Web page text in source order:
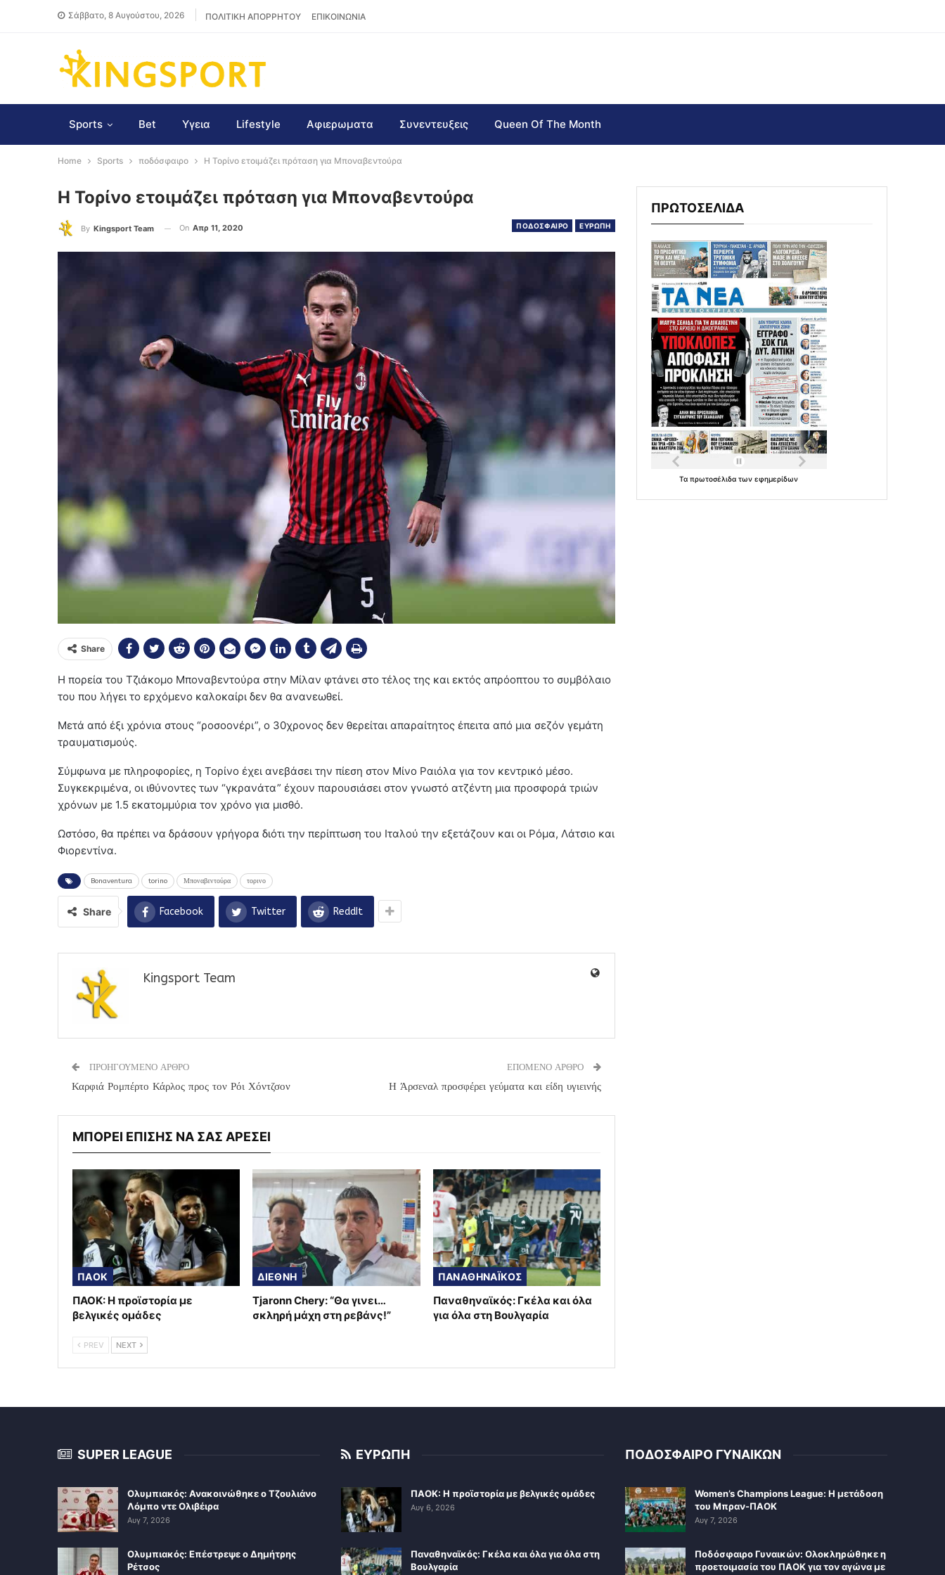
Σάββατο, 8 Αυγούστου, 2026 ΠΟΛΙΤΙΚΗ ΑΠΟΡΡΗΤΟΥ ΕΠΙΚΟΙΝΩΝΙΑ
Sports Bet Υγεια Lifestyle Αφιερωματα Συνεντευξεις Queen Of The Month
Home Sports ποδόσφαιρο Η Τορίνο ετοιμάζει πρόταση για Μποναβεντούρα
Η Τορίνο ετοιμάζει πρόταση για Μποναβεντούρα
ΠΟΔΟΣΦΑΙΡΟ ΕΥΡΩΠΗ
By Kingsport Team On Απρ 11, 2020
Share
Η πορεία του Τζιάκομο Μποναβεντούρα στην Μίλαν φτάνει στο τέλος της και εκτός απρόοπτου το συμβόλαιο
του που λήγει το ερχόμενο καλοκαίρι δεν θα ανανεωθεί.
Μετά από έξι χρόνια στους “ροσοονέρι”, ο 30χρονος δεν θερείται απαραίτητος έπειτα από μια σεζόν γεμάτη
τραυματισμούς.
Σύμφωνα με πληροφορίες, η Τορίνο έχει ανεβάσει την πίεση στον Μίνο Ραιόλα για τον κεντρικό μέσο.
Συγκεκριμένα, οι ιθύνοντες των “γκρανάτα” έχουν παρουσιάσει στον γνωστό ατζέντη μια προσφορά τριών
χρόνων με 1.5 εκατομμύρια τον χρόνο για μισθό.
Ωστόσο, θα πρέπει να δράσουν γρήγορα διότι την περίπτωση του Ιταλού την εξετάζουν και οι Ρόμα, Λάτσιο και
Φιορεντίνα.
Bonaventura torino Μποναβεντούρα τορινο
Share Facebook Twitter ReddIt
Kingsport Team
ΠΡΟΗΓΟΥΜΕΝΟ ΑΡΘΡΟ
Καρφιά Ρομπέρτο Κάρλος προς τον Ρόι Χόντζσον
ΕΠΟΜΕΝΟ ΑΡΘΡΟ
Η Άρσεναλ προσφέρει γεύματα και είδη υγιεινής
ΜΠΟΡΕΙ ΕΠΙΣΗΣ ΝΑ ΣΑΣ ΑΡΕΣΕΙ
ΠΑΟΚ
ΠΑΟΚ: Η προϊστορία με
βελγικές ομάδες
ΔΙΕΘΝΗ
Tjaronn Chery: “Θα γινει…
σκληρή μάχη στη ρεβάνς!”
ΠΑΝΑΘΗΝΑΪΚΟΣ
Παναθηναϊκός: Γκέλα και όλα
για όλα στη Βουλγαρία
PREV NEXT
ΠΡΩΤΟΣΕΛΙΔΑ
Ταπρωτοσέλιδατωνεφημερίδων
SUPER LEAGUE
Ολυμπιακός: Ανακοινώθηκε ο Τζουλιάνο
Λόμπο ντε Ολιβέιρα
Αυγ 7, 2026
Ολυμπιακός: Επέστρεψε ο Δημήτρης
Ρέτσος
ΕΥΡΩΠΗ
ΠΑΟΚ: Η προϊστορία με βελγικές ομάδες
Αυγ 6, 2026
Παναθηναϊκός: Γκέλα και όλα για όλα στη
Βουλγαρία
ΠΟΔΟΣΦΑΙΡΟ ΓΥΝΑΙΚΩΝ
Women’s Champions League: Η μετάδοση
του Μπραν-ΠΑΟΚ
Αυγ 7, 2026
Ποδόσφαιρο Γυναικών: Ολοκληρώθηκε η
προετοιμασία του ΠΑΟΚ για τον αγώνα με